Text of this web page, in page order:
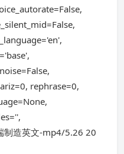
rephrase=0,
造英文-mp4/5.26 20